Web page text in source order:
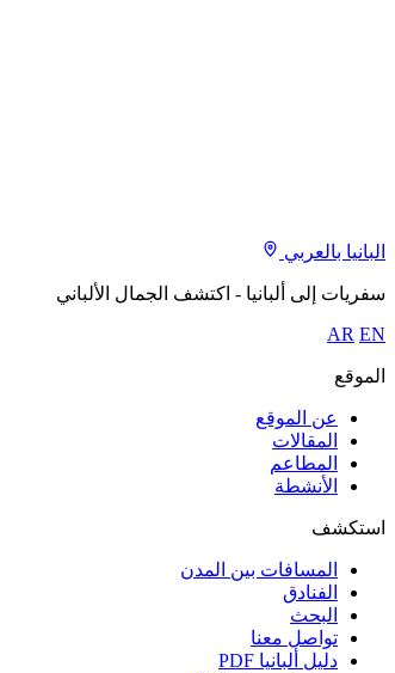
البانيا بالعربي
سفريات إلى ألبانيا - اكتشف الجمال الألباني
AR EN
الموقع
عن الموقع
المقالات
المطاعم
الأنشطة
استكشف
المسافات بين المدن
الفنادق
البحث
تواصل معنا
دليل ألبانيا PDF